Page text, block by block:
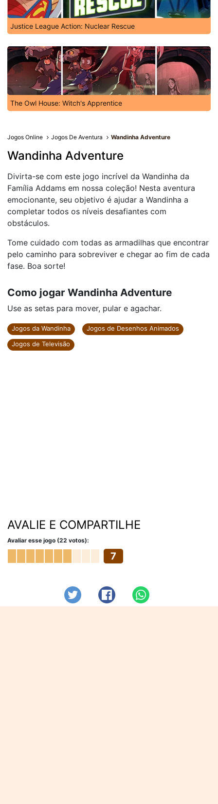
Justice League Action: Nuclear Rescue
The Owl House: Witch's Apprentice
Jogos Online Jogos De Aventura Wandinha Adventure
Wandinha Adventure
Divirta-se com este jogo incrível da Wandinha da
Família Addams em nossa coleção! Nesta aventura
emocionante, seu objetivo é ajudar a Wandinha a
completar todos os níveis desafiantes com
obstáculos.
Tome cuidado com todas as armadilhas que encontrar
pelo caminho para sobreviver e chegar ao fim de cada
fase. Boa sorte!
Como jogar Wandinha Adventure
Use as setas para mover, pular e agachar.
Jogos da Wandinha
Jogos de Desenhos Animados
Jogos de Televisão
AVALIE E COMPARTILHE
Avaliar esse jogo (22 votos):
7